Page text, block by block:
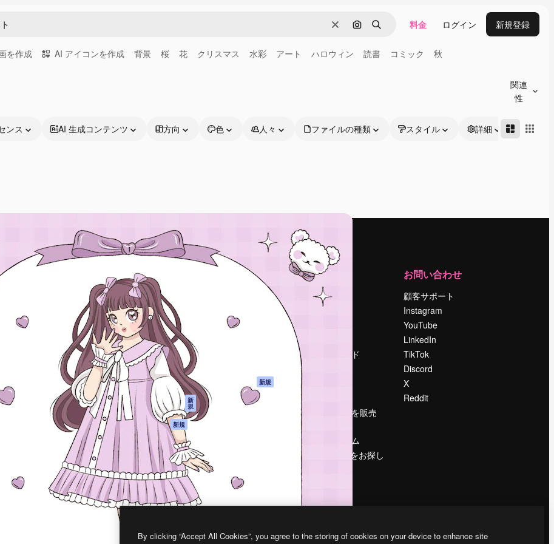
消去 画像で検索
検索 料金 ログイン 新規登録
を作成 AI アイコンを作成 背景 桜 花 クリスマス 水彩 アート ハロウィン 読書 コミック 秋
関連
性
ンス AI 生成コンテンツ 方向 色 人々 ファイルの種類 スタイル 詳細
イティブ制作を導くためのプラ
。クリエイター、企業、代理
を含む100万人以上が利用して
製品
Spaces
AI アシスタント
AI 画像生成ツール
AI 動画生成ツール
AI 音声合成ツール
ストックコンテン
ツ
Claude/ChatGPT
向けMCP
新
規
エージェント 新規
API
モバイルアプリ
すべてのMagnificツ
ール
はじめに
サポート
新規
クッキーポリシー
運営
料金
会社概要
検索トレンド
コンテンツを販売
プレスルーム
magnific.aiをお探し
お問い合わせ
顧客サポート
Instagram
YouTube
LinkedIn
TikTok
Discord
X
Reddit
無断複写・転載を禁じます
By clicking “Accept All Cookies”, you agree to the storing of cookies on your device to enhance site